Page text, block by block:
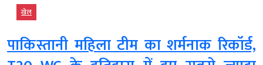
खेल
पाकिस्तानी महिला टीम का शर्मनाक रिकॉर्ड,